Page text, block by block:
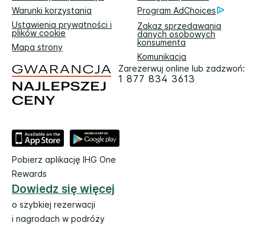
Warunki korzystania
Program AdChoices
Ustawienia prywatności i
plików cookie
Zakaz sprzedawania
danych osobowych
konsumenta
Mapa strony
Komunikacja
Zarezerwuj online lub zadzwoń:
1 877 834 3613
Pobierz aplikację IHG One
Rewards
Dowiedz się więcej
o szybkiej rezerwacji
i nagrodach w podróży